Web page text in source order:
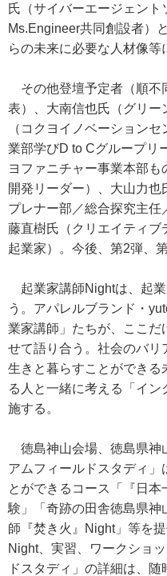
氏（サイバーエージェン
Ms.Engineer共同創設者）
らの未来に必要な人材像等
その他登壇予定者（順不
表）、大南信也氏（グリー
（コクヨイノベーション
業部学びD to Cグループリ
ヨファニチャー事業本部
開発リーダー）、大山力
プレナー部／総合探究主
藤直樹氏（クリエイティブ
起業家）。今後、第2弾、
起業家講師Nightは、起
う。アパレルブランド・
業家講師」たちが、ここだ
せて語り合う。社会のバリ
生きと暮らすことができる
る人と一緒に考える「イ
施する。
徳島神山会場、徳島県神
アムフィールドスタディ」
とができるコース「『日
験」「奇跡の田舎徳島県
師『焚き火』Night」等を
Night、実習、ワークショ
ドスタディ」の詳細は、随